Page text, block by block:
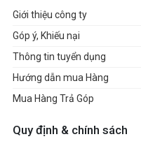
Giới thiệu công ty
Góp ý, Khiếu nại
Thông tin tuyển dụng
Hướng dẫn mua Hàng
Mua Hàng Trả Góp
Quy định & chính sách